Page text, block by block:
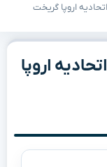
اروپا گریخت
اروپا